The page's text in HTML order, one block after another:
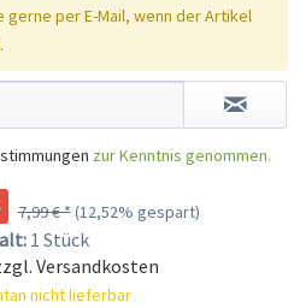
gerne per E-Mail, wenn der Artikel
zur Kenntnis genommen.
7,99 € *(12,52% gespart)
1 Stück
Versandkosten
nicht lieferbar